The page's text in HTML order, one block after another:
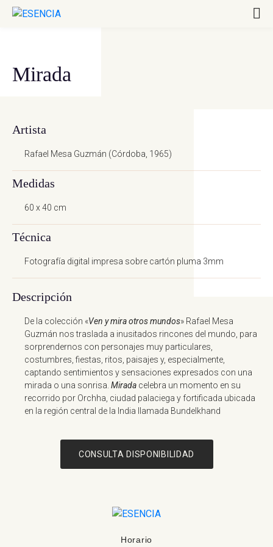
Mirada
Artista
Rafael Mesa Guzmán (Córdoba, 1965)
Medidas
60 x 40 cm
Técnica
Fotografía digital impresa sobre cartón pluma 3mm
Descripción
De la colección «Ven y mira otros mundos» Rafael Mesa
Guzmán nos traslada a inusitados rincones del mundo, para
sorprendernos con personajes muy particulares,
costumbres, fiestas, ritos, paisajes y, especialmente,
captando sentimientos y sensaciones expresados con una
mirada o una sonrisa. Mirada celebra un momento en su
recorrido por Orchha, ciudad palaciega y fortificada ubicada
en la región central de la India llamada Bundelkhand
CONSULTA DISPONIBILIDAD
Horario
Mirada
Enviar consulta